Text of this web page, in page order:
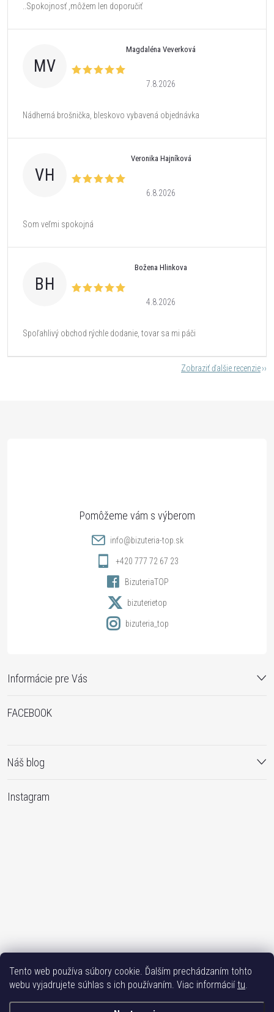
Tento web používa súbory cookie. Ďalším prechádzaním tohto
webu vyjadrujete súhlas s ich používaním. Viac informáciítu.
..Spokojnosť ,môžem len doporučiť
MV
Magdaléna Veverková
7.8.2026
Nádherná brošnička, bleskovo vybavená objednávka
VH
Veronika Hajníková
6.8.2026
Som veľmi spokojná
BH
Božena Hlinkova
4.8.2026
Spoľahlivý obchod rýchle dodanie, tovar sa mi páči
Zobraziť ďalšie recenzie
Informácie pre Vás
info@bizuteria-top.sk
+420 777 72 67 23
BizuteriaTOP
bizuterietop
bizuteria_top
FACEBOOK
Náš blog
Instagram
Sledovať na Instagrame
Bižuterie TOP Vše k mobilu Mobil příslušenství Bižutéria Yvon